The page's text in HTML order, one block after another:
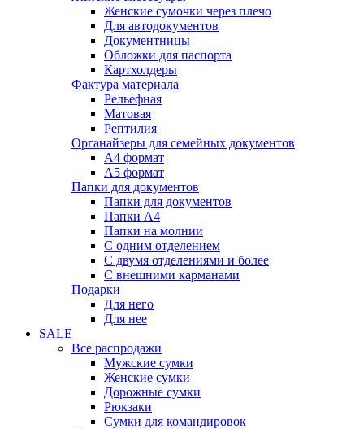
Женские сумочки через плечо
Для автодокументов
Документницы
Обложки для паспорта
Картхолдеры
Фактура материала
Рельефная
Матовая
Рептилия
Органайзеры для семейных документов
А4 формат
А5 формат
Папки для документов
Папки для документов
Папки А4
Папки на молнии
С одним отделением
С двумя отделениями и более
С внешними карманами
Подарки
Для него
Для нее
SALE
Все распродажи
Мужские сумки
Женские сумки
Дорожные сумки
Рюкзаки
Сумки для командировок